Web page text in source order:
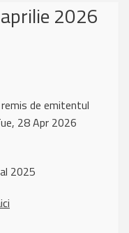
2026
de emitentul
28 Apr 2026
2025